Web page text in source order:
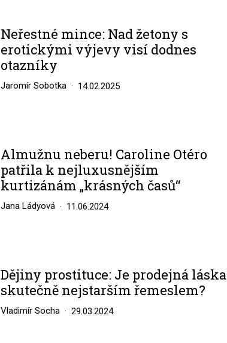
Neřestné mince: Nad žetony s
erotickými výjevy visí dodnes
otazníky
Jaromír Sobotka 14.02.2025
Almužnu neberu! Caroline Otéro
patřila k nejluxusnějším
kurtizánám „krásných časů“
Jana Ládyová 11.06.2024
Dějiny prostituce: Je prodejná láska
skutečně nejstarším řemeslem?
Vladimír Socha 29.03.2024